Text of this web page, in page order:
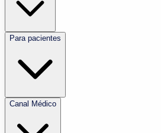
Para pacientes
Canal Médico